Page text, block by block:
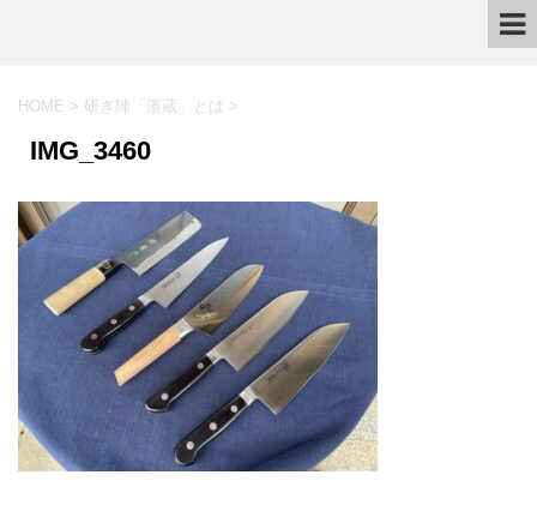
HOME > 研ぎ陣「濱蔵」とは >
IMG_3460